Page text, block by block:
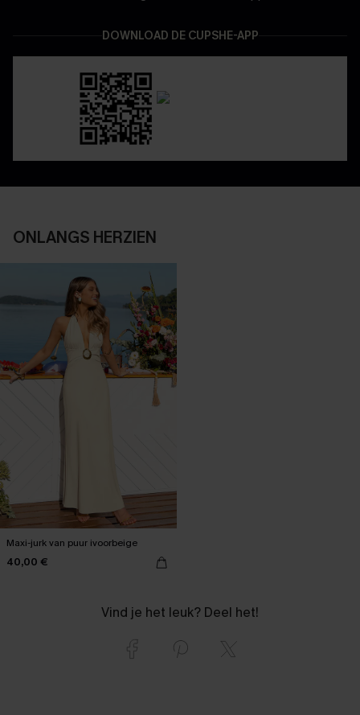
DOWNLOAD DE CUPSHE-APP
ONLANGS HERZIEN
Maxi-jurk van puur ivoorbeige
40,00 €
Vind je het leuk? Deel het!